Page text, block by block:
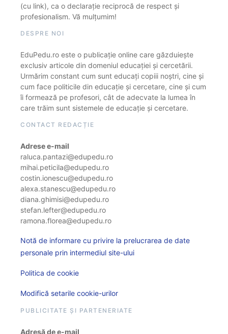
(cu link), ca o declarație reciprocă de respect și
profesionalism. Vă mulțumim!
DESPRE NOI
EduPedu.ro este o publicație online care găzduiește
exclusiv articole din domeniul educației și cercetării.
Urmărim constant cum sunt educați copiii noștri, cine și
cum face politicile din educație și cercetare, cine și cum
îi formează pe profesori, cât de adecvate la lumea în
care trăim sunt sistemele de educație și cercetare.
CONTACT REDACȚIE
Adrese e-mail
raluca.pantazi@edupedu.ro
mihai.peticila@edupedu.ro
costin.ionescu@edupedu.ro
alexa.stanescu@edupedu.ro
diana.ghimisi@edupedu.ro
stefan.lefter@edupedu.ro
ramona.florea@edupedu.ro
Notă de informare cu privire la prelucrarea de date
personale prin intermediul site-ului
Politica de cookie
Modifică setarile cookie-urilor
PUBLICITATE ȘI PARTENERIATE
Adresă de e-mail